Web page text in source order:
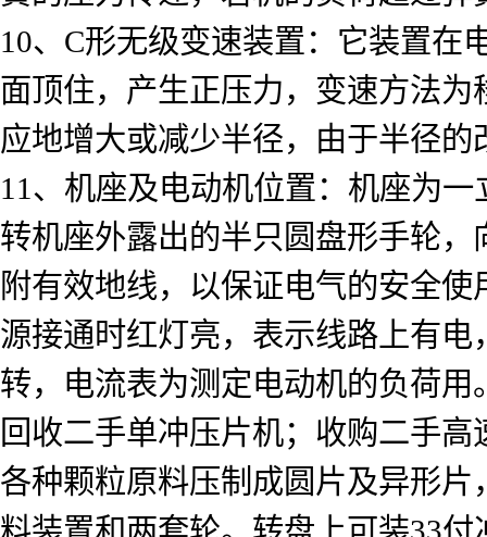
10、C形无级变速装置：它装置在
面顶住，产生正压力，变速方法
应地增大或减少半径，由于半径
11、机座及电动机位置：机座为
转机座外露出的半只圆盘形手轮
附有效地线，以保证电气的安全
源接通时红灯亮，表示线路上有
转，电流表为测定电动机的负荷用
回收二手单冲压片机；收购二手
各种颗粒原料压制成圆片及异形
料装置和两套轮。转盘上可装33